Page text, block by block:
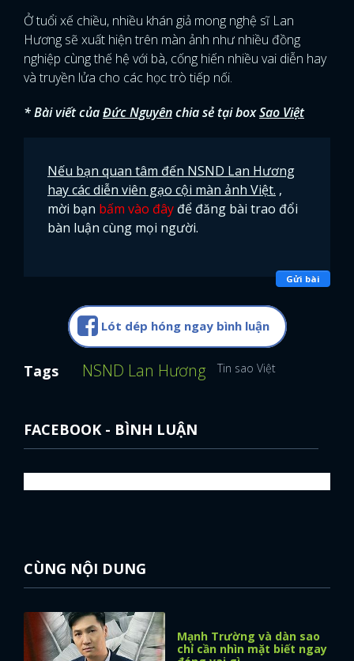
Ở tuổi xế chiều, nhiều khán giả mong nghệ sĩ Lan
Hương sẽ xuất hiện trên màn ảnh như nhiều đồng
nghiệp cùng thế hệ với bà, cống hiến nhiều vai diễn hay
và truyền lửa cho các học trò tiếp nối.
* Bài viết củaĐức Nguyênchia sẻ tại boxSao Việt
Nếu bạn quan tâm đến NSND Lan Hương
hay các diễn viên gạo cội màn ảnh Việt. ,
mời bạn bấm vào đây để đăng bài trao đổi
bàn luận cùng mọi người.
Gửi bài
Lót dép hóng ngay bình luận
Tags NSND Lan Hương Tin sao Việt
FACEBOOK - BÌNH LUẬN
CÙNG NỘI DUNG
Mạnh Trường và dàn sao
chỉ cần nhìn mặt biết ngay